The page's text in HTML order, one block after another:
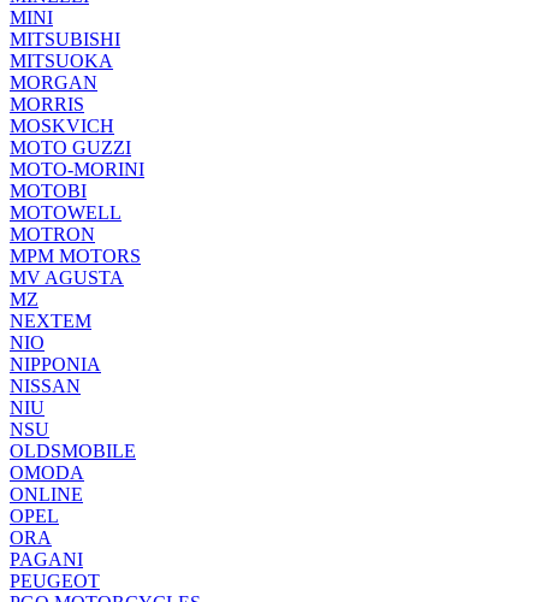
MINI
MITSUBISHI
MITSUOKA
MORGAN
MORRIS
MOSKVICH
MOTO GUZZI
MOTO-MORINI
MOTOBI
MOTOWELL
MOTRON
MPM MOTORS
MV AGUSTA
MZ
NEXTEM
NIO
NIPPONIA
NISSAN
NIU
NSU
OLDSMOBILE
OMODA
ONLINE
OPEL
ORA
PAGANI
PEUGEOT